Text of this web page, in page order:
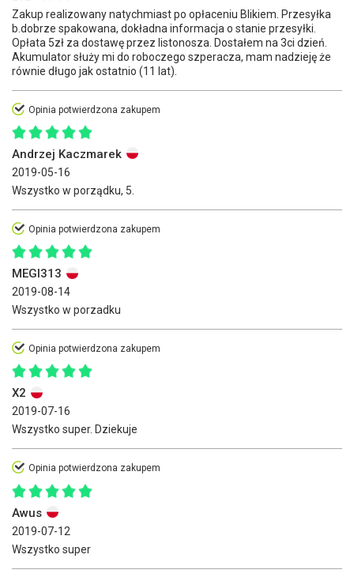
Zakup realizowany natychmiast po opłaceniu Blikiem. Przesyłka
b.dobrze spakowana, dokładna informacja o stanie przesyłki.
Opłata 5zł za dostawę przez listonosza. Dostałem na 3ci dzień.
Akumulator służy mi do roboczego szperacza, mam nadzieję że
równie długo jak ostatnio (11 lat).
Opinia potwierdzona zakupem
Andrzej Kaczmarek
2019-05-16
Wszystko w porządku, 5.
Opinia potwierdzona zakupem
MEGI313
2019-08-14
Wszystko w porzadku
Opinia potwierdzona zakupem
X2
2019-07-16
Wszystko super. Dziekuje
Opinia potwierdzona zakupem
Awus
2019-07-12
Wszystko super